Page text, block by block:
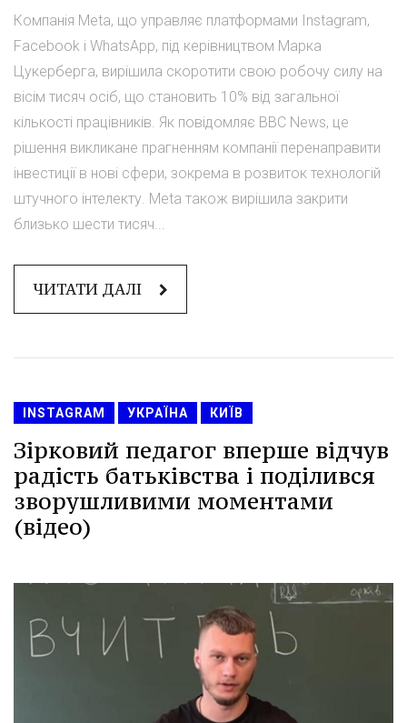
Компанія Meta, що управляє платформами Instagram,
Facebook і WhatsApp, під керівництвом Марка
Цукерберга, вирішила скоротити свою робочу силу на
вісім тисяч осіб, що становить 10% від загальної
кількості працівників. Як повідомляє ВВС News, це
рішення викликане прагненням компанії перенаправити
інвестиції в нові сфери, зокрема в розвиток технологій
штучного інтелекту. Meta також вирішила закрити
близько шести тисяч...
ЧИТАТИ ДАЛІ
INSTAGRAM УКРАЇНА КИЇВ
Зірковий педагог вперше відчув
радість батьківства і поділився
зворушливими моментами
(відео)